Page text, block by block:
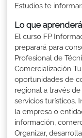
Estudios te
Lo que
El curso FP
preparará para
Profesional de
Comercialización
oportunidades de
regional a través
servicios turísticos.
la empresa o
información,
Organizar,